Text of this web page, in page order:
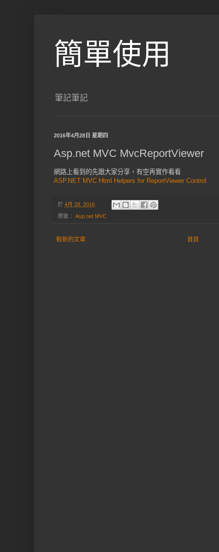
簡單使用
筆記筆記
2016年4月28日 星期四
Asp.net MVC MvcReportViewer
網路上看到的先跟大家分享，有空再實作看看
ASP.NET MVC Html Helpers for ReportViewer Control
於 4月 28, 2016
標籤： Asp.net MVC
較新的文章 首頁